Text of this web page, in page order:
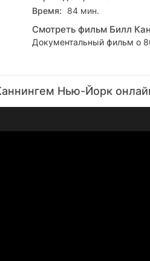
Время:
84 мин.
Смотреть фильм Билл
Документальный фильм о
Нью-Йорк